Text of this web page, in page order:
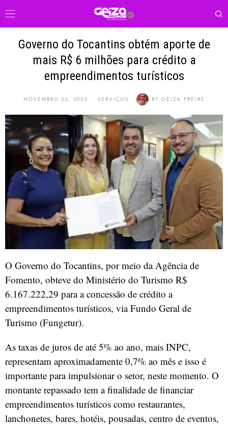
Governo do Tocantins obtém aporte de
mais R$ 6 milhões para crédito a
empreendimentos turísticos
NOVEMBRO 22, 2023 SERVIÇOS BY GEIZA FREIRE
O Governo do Tocantins, por meio da Agência de
Fomento, obteve do Ministério do Turismo R$
6.167.222,29 para a concessão de crédito a
empreendimentos turísticos, via Fundo Geral de
Turismo (Fungetur).
As taxas de juros de até 5% ao ano, mais INPC,
representam aproximadamente 0,7% ao mês e isso é
importante para impulsionar o setor, neste momento. O
montante repassado tem a finalidade de financiar
empreendimentos turísticos como restaurantes,
lanchonetes, bares, hotéis, pousadas, centro de eventos,